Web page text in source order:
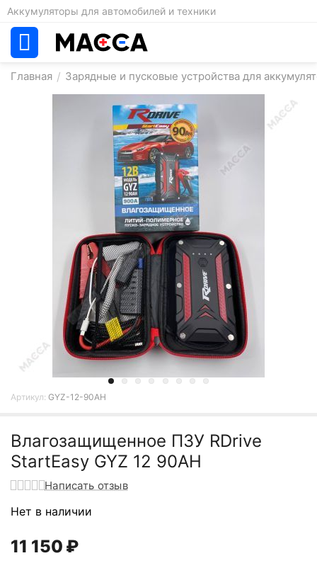
Аккумуляторы для автомобилей и техники
Главная / Зарядные и пусковые устройства для
Артикул: GYZ-12-90AH
Влагозащищенное ПЗУ RDrive
StartEasy GYZ 12 90AH
Написать отзыв
Нет в наличии
11 150 ₽